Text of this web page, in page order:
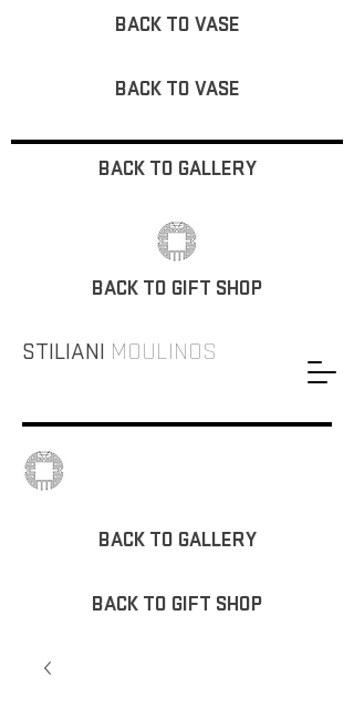
STILIANI MOULINOS
BACK TO VASE
BACK TO VASE
BACK TO GALLERY
BACK TO GIFT SHOP
BACK TO GALLERY
BACK TO GIFT SHOP